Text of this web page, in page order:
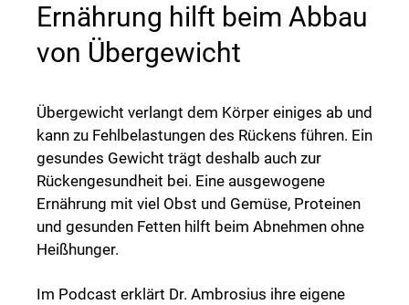
Ernährung hilft beim Abbau
von Übergewicht
Übergewicht verlangt dem Körper einiges ab und
kann zu Fehlbelastungen des Rückens führen. Ein
gesundes Gewicht trägt deshalb auch zur
Rückengesundheit bei. Eine ausgewogene
Ernährung mit viel Obst und Gemüse, Proteinen
und gesunden Fetten hilft beim Abnehmen ohne
Heißhunger.
Im Podcast erklärt Dr. Ambrosius ihre eigene